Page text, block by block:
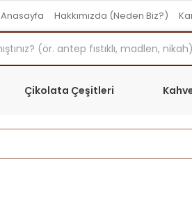
Anasayfa Hakkımızda (Neden Biz?)
Çikolata Çeşitleri